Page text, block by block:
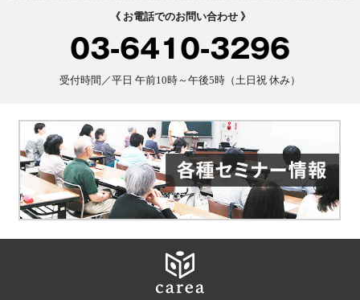
《 お電話でのお問い合わせ 》
03-6410-3296
受付時間／平日 午前10時～午後5時（土日祝 休み）